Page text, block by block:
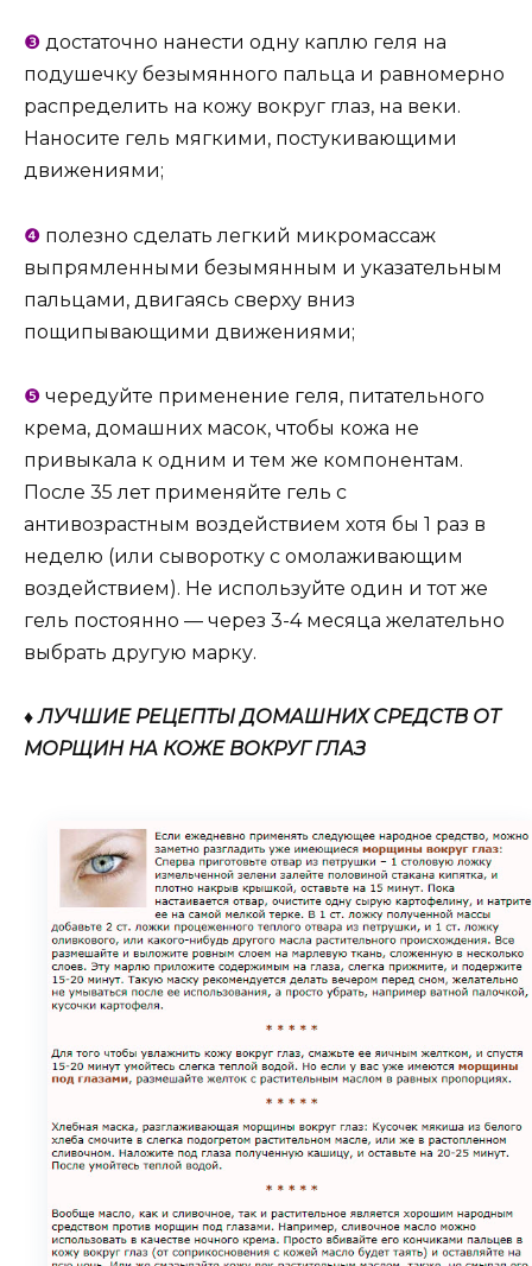
❸ достаточно нанести одну каплю геля на
подушечку безымянного пальца и равномерно
распределить на кожу вокруг глаз, на веки.
Наносите гель мягкими, постукивающими
движениями;
❹ полезно сделать легкий микромассаж
выпрямленными безымянным и указательным
пальцами, двигаясь сверху вниз
пощипывающими движениями;
❺ чередуйте применение геля, питательного
крема, домашних масок, чтобы кожа не
привыкала к одним и тем же компонентам.
После 35 лет применяйте гель с
антивозрастным воздействием хотя бы 1 раз в
неделю (или сыворотку с омолаживающим
воздействием). Не используйте один и тот же
гель постоянно — через 3-4 месяца желательно
выбрать другую марку.
♦ ЛУЧШИЕ РЕЦЕПТЫ ДОМАШНИХ СРЕДСТВ ОТ
МОРЩИН НА КОЖЕ ВОКРУГ ГЛАЗ